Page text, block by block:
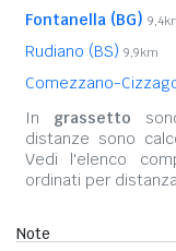
Fontanella (BG)
Rudiano (BS) 9,9km
Comezzano-
In grassetto
distanze sono
Vedi l'elenco
ordinati per
Note